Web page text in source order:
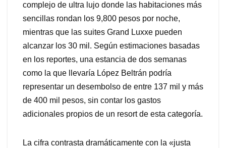
complejo de ultra lujo donde las habitaciones más
sencillas rondan los 9,800 pesos por noche,
mientras que las suites Grand Luxxe pueden
alcanzar los 30 mil. Según estimaciones basadas
en los reportes, una estancia de dos semanas
como la que llevaría López Beltrán podría
representar un desembolso de entre 137 mil y más
de 400 mil pesos, sin contar los gastos
adicionales propios de un resort de esta categoría.
La cifra contrasta dramáticamente con la «justa